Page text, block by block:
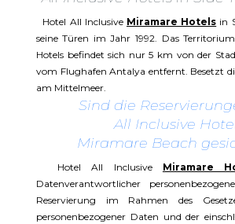
Hotel All Inclusive Miramare Hotels in
seine Türen im Jahr 1992. Das
Hotels befindet sich nur 5 km von der
vom Flughafen Antalya entfernt. Besetzt
am Mittelmeer.
Sind die
All Inclusive
Miramare Beach
Hotel All Inclusive Miramare
Datenverantwortlicher
Reservierung im Rahmen des
personenbezogener Daten und der